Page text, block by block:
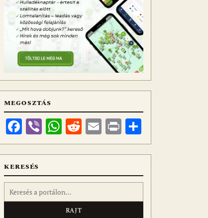
MEGOSZTÁS
Facebook
ViberWhatsApp
Reddit
Email
Print
meg
KERESÉS
Keresés: